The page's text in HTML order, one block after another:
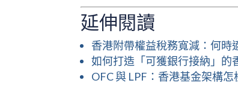
延伸閱讀
香港附帶權益稅務寬減：何時
如何打造「可獲銀行接納」的
OFC 與 LPF：香港基金架構怎